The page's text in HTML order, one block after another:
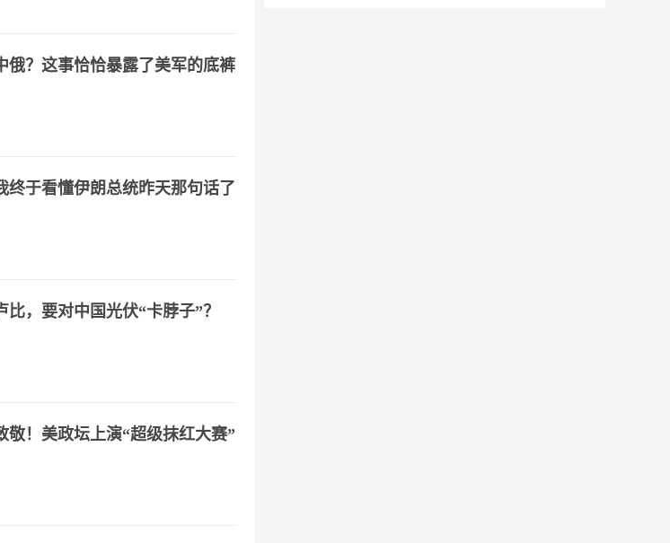
俄？这事恰恰暴露了美军的底裤
终于看懂伊朗总统昨天那句话了
比，要对中国光伏“卡脖子”？
敬！美政坛上演“超级抹红大赛”